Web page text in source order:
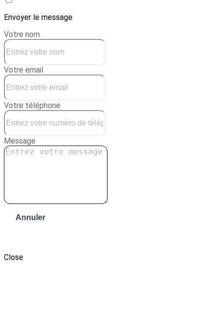
Envoyer le message
Votre nom
Votre email
Votre téléphone
Message
Annuler
Close